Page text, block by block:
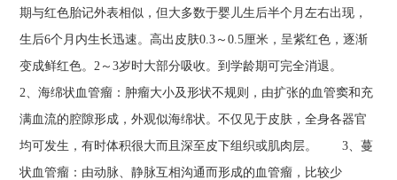
期与红色胎记外表相似，但大多数于婴儿生后半个月左右出现，
生后6个月内生长迅速。高出皮肤0.3～0.5厘米，呈紫红色，逐渐
变成鲜红色。2～3岁时大部分吸收。到学龄期可完全消退。
2、海绵状血管瘤：肿瘤大小及形状不规则，由扩张的血管窦和充
满血流的腔隙形成，外观似海绵状。不仅见于皮肤，全身各器官
均可发生，有时体积很大而且深至皮下组织或肌肉层。 3、蔓
状血管瘤：由动脉、静脉互相沟通而形成的血管瘤，比较少